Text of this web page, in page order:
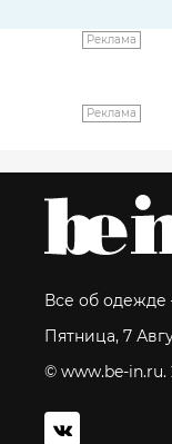
Реклама
Реклама
Все об одежде
Пятница, 7
© www.be-in.ru.